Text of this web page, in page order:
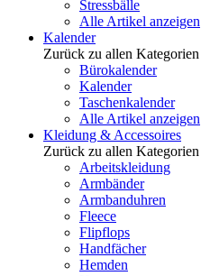
Stressbälle
Alle Artikel anzeigen
Kalender
Zurück zu allen Kategorien
Bürokalender
Kalender
Taschenkalender
Alle Artikel anzeigen
Kleidung & Accessoires
Zurück zu allen Kategorien
Arbeitskleidung
Armbänder
Armbanduhren
Fleece
Flipflops
Handfächer
Hemden